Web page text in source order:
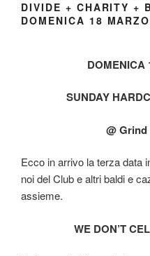
DIVIDE + CHARITY +
DOMENICA 18 MARZO
DOMENICA
SUNDAY
@
Ecco in arrivo la terza data
noi del Club e altri baldi e
assieme.
WE DON’T